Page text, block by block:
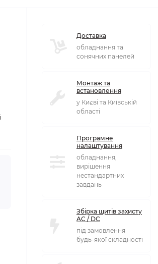
Доставка
обладнання та
сонячних панелей
Монтаж та
встановлення
у Києві та Київській
області
Програмне
налаштування
обладнання,
вирішення
нестандартних
завдань
Збірка щитів захисту
AC / DC
під замовлення
будь-якої складності